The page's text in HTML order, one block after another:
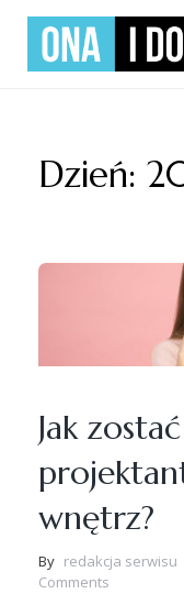
Skip
content
Dzień:
Jak zostać
wnętrz?
By redakcja serwisu
Comments